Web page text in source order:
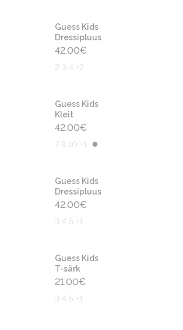
Guess Kids
Dressipluus
42.00€
2 3 4 +2
Guess Kids
Kleit
42.00€
7 8 10 +1
Guess Kids
Dressipluus
42.00€
3 4 5 +1
Guess Kids
T-särk
21.00€
3 4 5 +1